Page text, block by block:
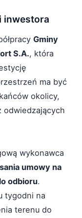
inwestora
Gminy
S.A., która
ma być
okolicy,
odwiedzających
wykonawca
umowy na
odbioru.
tygodni na
terenu do